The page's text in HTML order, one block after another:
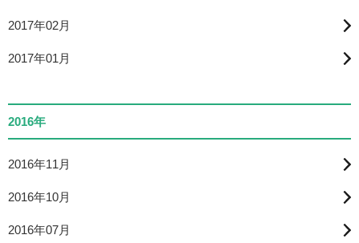
2017年02月
2017年01月
2016年
2016年11月
2016年10月
2016年07月